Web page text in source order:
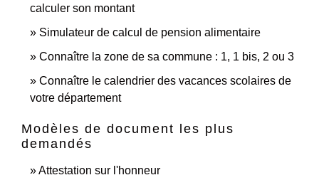
calculer son montant
Simulateur de calcul de pension alimentaire
Connaître la zone de sa commune : 1, 1 bis, 2 ou 3
Connaître le calendrier des vacances scolaires de
votre département
Modèles de document les plus
demandés
Attestation sur l'honneur